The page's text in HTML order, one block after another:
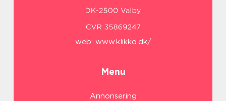
web: www.klikko.dk/
Menu
Annonsering